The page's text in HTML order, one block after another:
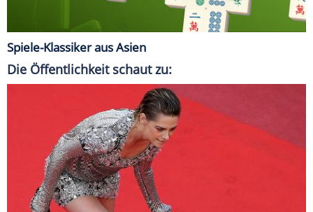
Spiele-Klassiker aus Asien
Die Öffentlichkeit schaut zu: